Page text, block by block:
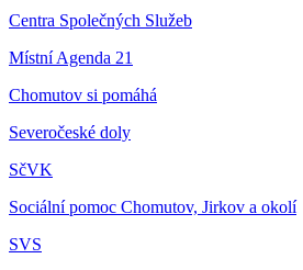
Centra Společných Služeb
Místní Agenda 21
Chomutov si pomáhá
Severočeské doly
SčVK
Sociální pomoc Chomutov, Jirkov a okolí
SVS